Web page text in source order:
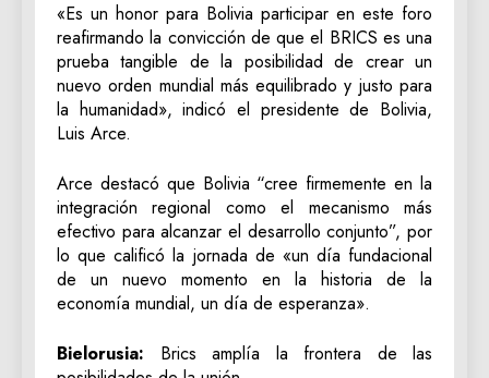
«Es un honor para Bolivia participar en este foro
reafirmando la convicción de que el BRICS es una
prueba tangible de la posibilidad de crear un
nuevo orden mundial más equilibrado y justo para
la humanidad», indicó el presidente de Bolivia,
Luis Arce.
Arce destacó que Bolivia “cree firmemente en la
integración regional como el mecanismo más
efectivo para alcanzar el desarrollo conjunto”, por
lo que calificó la jornada de «un día fundacional
de un nuevo momento en la historia de la
economía mundial, un día de esperanza».
Bielorusia: Brics amplía la frontera de las